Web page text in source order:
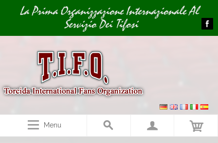
Image 01La Prima Organizzazione Internazionale Al
Servizio Dei Tifosi
Menu